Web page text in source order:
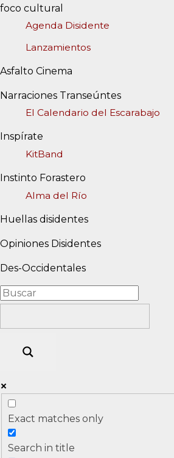
foco cultural
Agenda Disidente
Lanzamientos
Asfalto Cinema
Narraciones Transeúntes
El Calendario del Escarabajo
Inspírate
KitBand
Instinto Forastero
Alma del Río
Huellas disidentes
Opiniones Disidentes
Des-Occidentales
Exact matches only
Search in title